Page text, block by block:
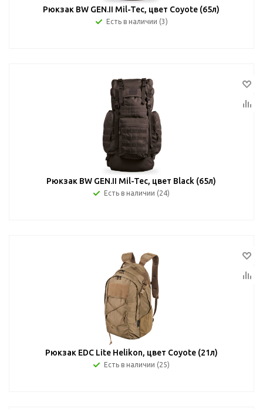
Рюкзак BW GEN.II Mil-Tec, цвет Coyote (65л)
Есть в наличии (3)
Рюкзак BW GEN.II Mil-Tec, цвет Black (65л)
Есть в наличии (24)
Рюкзак EDC Lite Helikon, цвет Coyote (21л)
Есть в наличии (25)